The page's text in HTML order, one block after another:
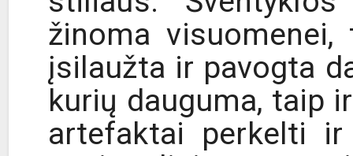
žinoma
įsilaužta ir pavogta
kurių dauguma, taip
artefaktai perkelti ir